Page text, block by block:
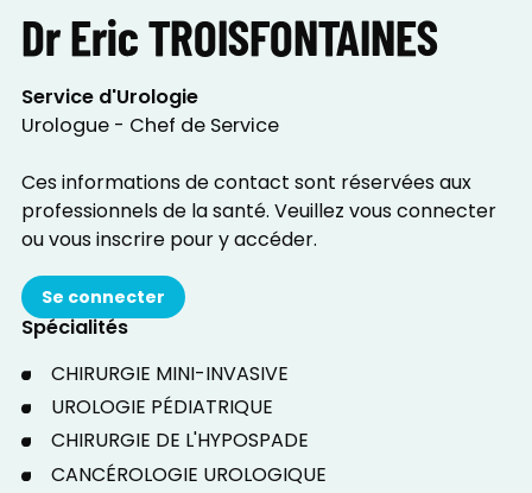
Dr Eric TROISFONTAINES
Service d'Urologie
Urologue - Chef de Service
Ces informations de contact sont réservées aux
professionnels de la santé. Veuillez vous connecter
ou vous inscrire pour y accéder.
Se connecter
Spécialités
CHIRURGIE MINI-INVASIVE
UROLOGIE PÉDIATRIQUE
CHIRURGIE DE L'HYPOSPADE
CANCÉROLOGIE UROLOGIQUE